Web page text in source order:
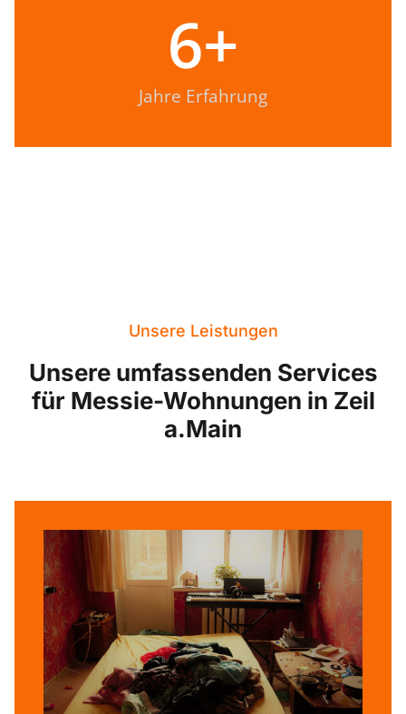
Jahre Erfahrung
6+
Unsere Leistungen
Unsere umfassenden Services
für Messie-Wohnungen in Zeil
a.Main